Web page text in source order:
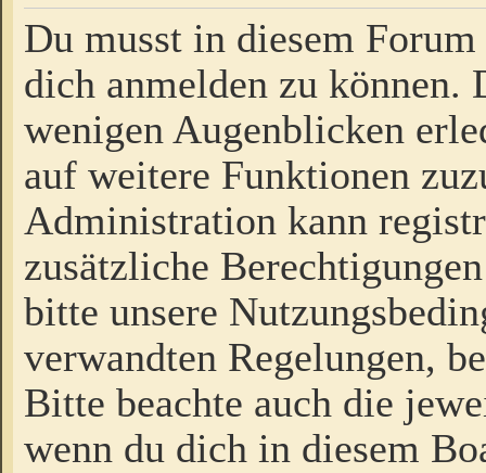
Du musst in diesem
dich anmelden zu
wenigen Augenblicken
auf weitere Funktionen
Administration kann
zusätzliche
bitte unsere
verwandten Regelungen,
Bitte beachte auch die
wenn du dich in diesem